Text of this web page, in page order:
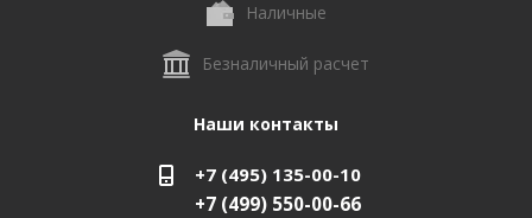
Наличные
Безналичный расчет
Наши контакты
+7 (495) 135-00-10
+7 (499) 550-00-66